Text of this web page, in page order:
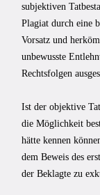
subjektiven
Plagiat durch eine
Vorsatz und
unbewuss­te
Rechtsfolgen
Ist der objektive
die Möglichkeit
hätte kennen
dem Beweis des
der Beklagte zu